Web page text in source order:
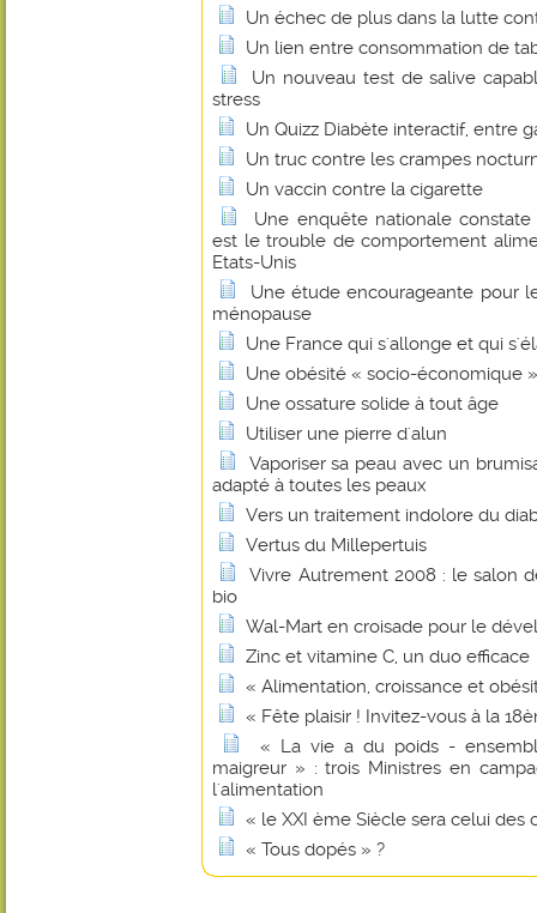
Un échec de plus dans la lutte
Un lien entre consommation de
Un nouveau test de salive
stress
Un Quizz Diabète interactif, entre
Un truc contre les crampes
Un vaccin contre la cigarette
Une enquête nationale
est le trouble de comportement
Etats-Unis
Une étude encourageante pour
ménopause
Une France qui s'allonge et qui
Une obésité « socio-économique
Une ossature solide à tout âge
Utiliser une pierre d'alun
Vaporiser sa peau avec un
adapté à toutes les peaux
Vers un traitement indolore du
Vertus du Millepertuis
Vivre Autrement 2008 : le salon
bio
Wal-Mart en croisade pour le
Zinc et vitamine C, un duo efficace
« Alimentation, croissance et
« Fête plaisir ! Invitez-vous à la
« La vie a du poids -
maigreur » : trois Ministres en
l'alimentation
« le XXI ème Siècle sera celui des
« Tous dopés » ?